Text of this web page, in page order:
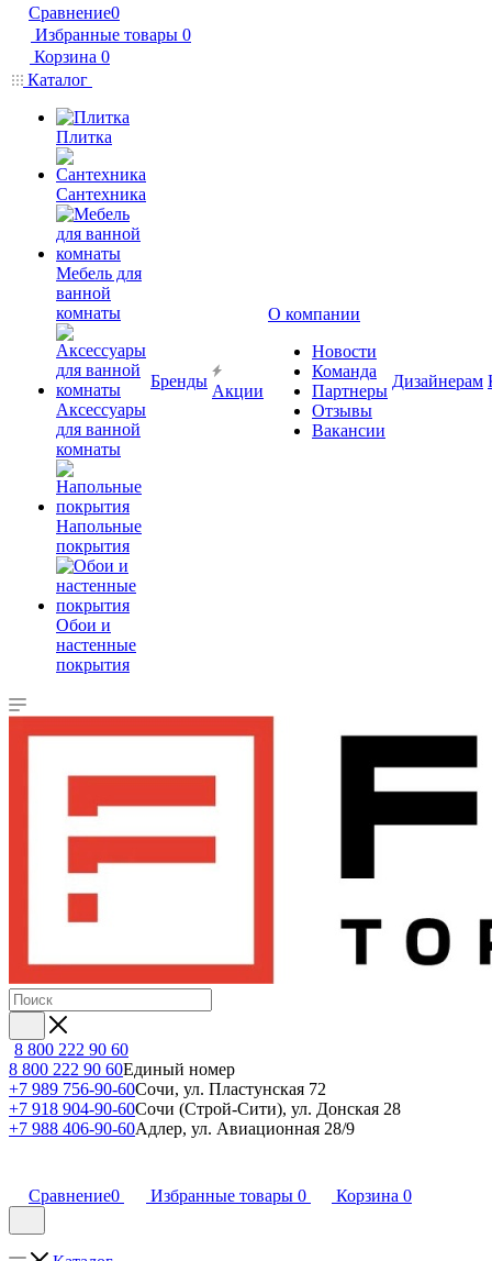
Сравнение0
Избранные товары 0
Корзина 0
Каталог
Плитка
Сантехника
Мебель для
ванной
комнаты
Аксессуары
для ванной
комнаты
Напольные
покрытия
Обои и
настенные
покрытия
Бренды
Акции
О компании
Новости
Команда
Партнеры
Отзывы
Вакансии
Дизайнерам
8 800 222 90 60
8 800 222 90 60Единый номер
+7 989 756-90-60Сочи, ул. Пластунская 72
+7 918 904-90-60Сочи (Строй-Сити), ул. Донская 28
+7 988 406-90-60Адлер, ул. Авиационная 28/9
Сравнение0 Избранные товары 0 Корзина 0